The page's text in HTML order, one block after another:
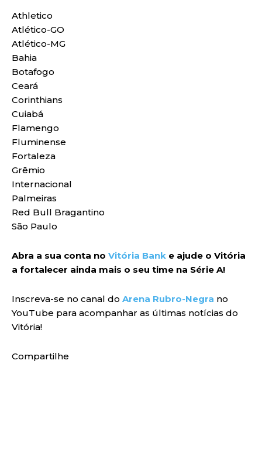
Athletico
Atlético-GO
Atlético-MG
Bahia
Botafogo
Ceará
Corinthians
Cuiabá
Flamengo
Fluminense
Fortaleza
Grêmio
Internacional
Palmeiras
Red Bull Bragantino
São Paulo
Abra a sua conta no Vitória Bank e ajude o Vitória
a fortalecer ainda mais o seu time na Série A!
Inscreva-se no canal do Arena Rubro-Negra no
YouTube para acompanhar as últimas notícias do
Vitória!
Compartilhe